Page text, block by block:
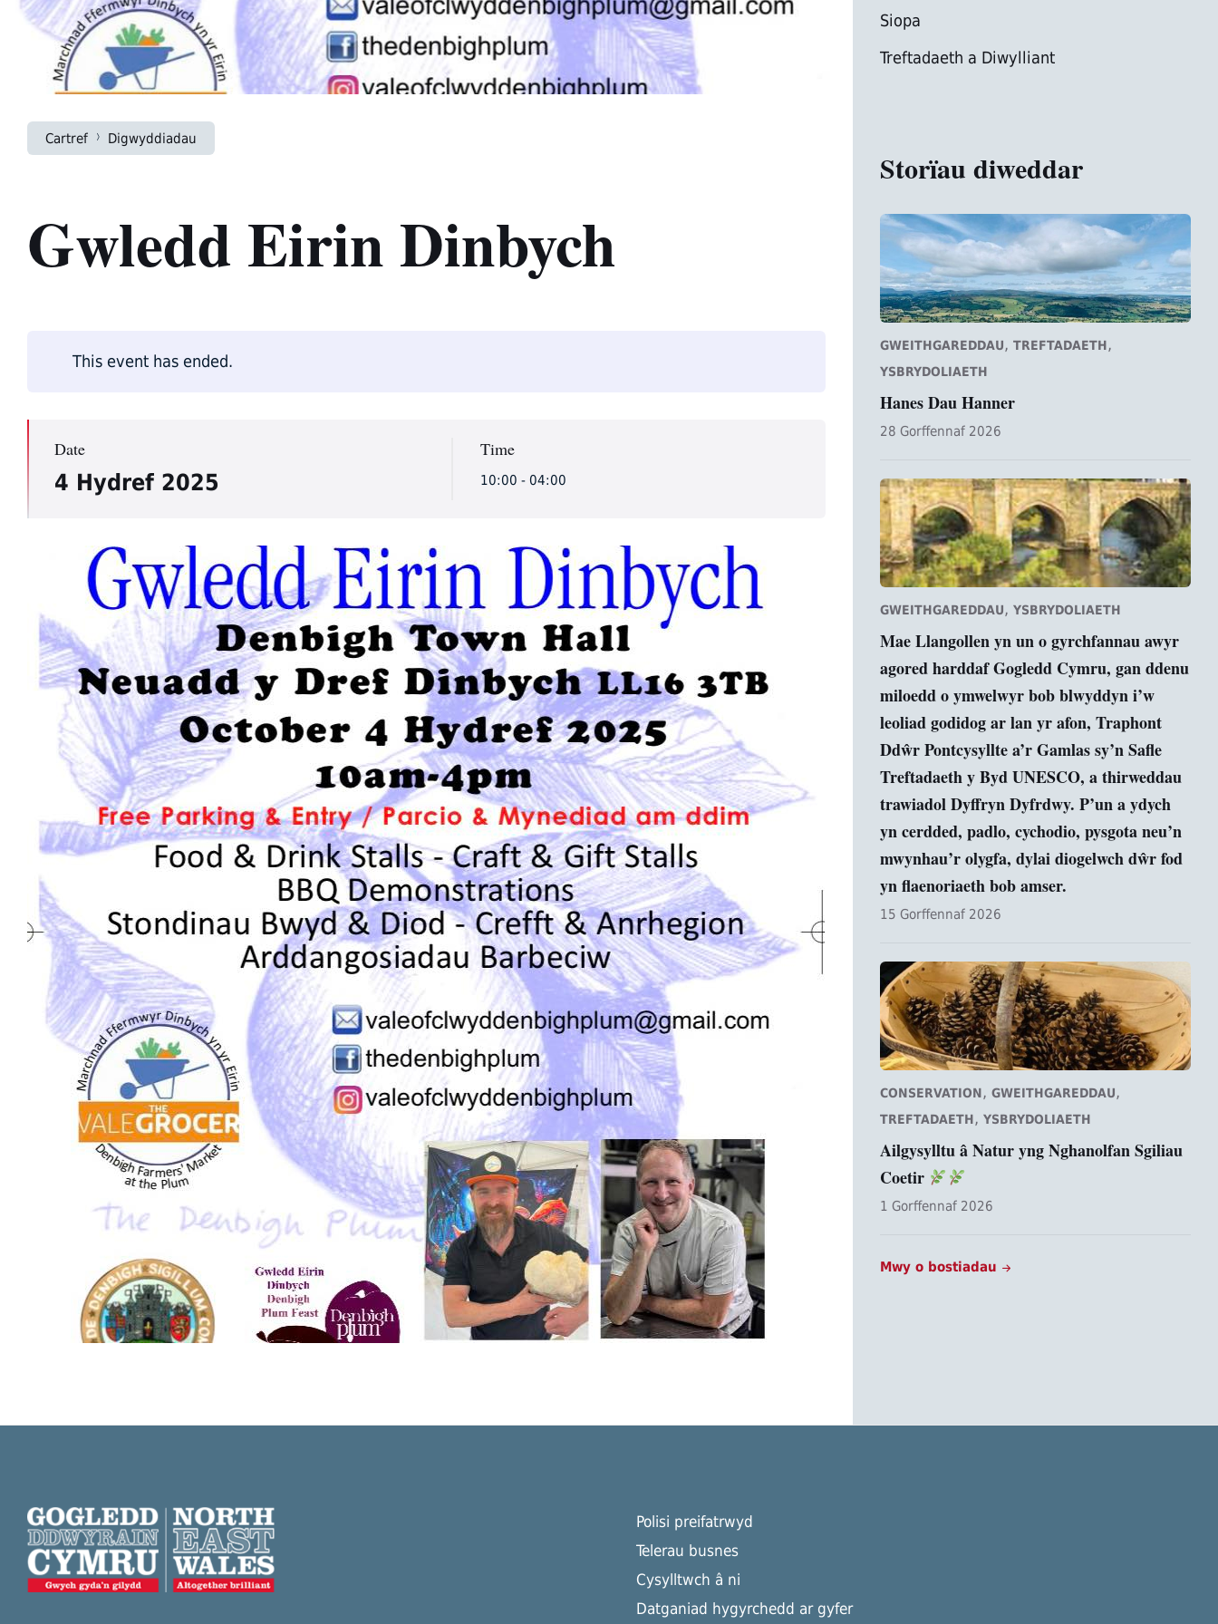
Cartref Digwyddiadau
Gwledd Eirin Dinbych
This event has ended.
Date
4 Hydref 2025
Time
10:00 - 04:00
Siopa
Treftadaeth a Diwylliant
Storïau diweddar
GWEITHGAREDDAU, TREFTADAETH,
YSBRYDOLIAETH
Hanes Dau Hanner
28 Gorffennaf 2026
GWEITHGAREDDAU, YSBRYDOLIAETH
Mae Llangollen yn un o gyrchfannau awyr
agored harddaf Gogledd Cymru, gan ddenu
miloedd o ymwelwyr bob blwyddyn i’w
leoliad godidog ar lan yr afon, Traphont
Ddŵr Pontcysyllte a’r Gamlas sy’n Safle
Treftadaeth y Byd UNESCO, a thirweddau
trawiadol Dyffryn Dyfrdwy. P’un a ydych
yn cerdded, padlo, cychodio, pysgota neu’n
mwynhau’r olygfa, dylai diogelwch dŵr fod
yn flaenoriaeth bob amser.
15 Gorffennaf 2026
CONSERVATION, GWEITHGAREDDAU,
TREFTADAETH, YSBRYDOLIAETH
Ailgysylltu â Natur yng Nghanolfan Sgiliau
Coetir
1 Gorffennaf 2026
Mwy o bostiadau
Polisi preifatrwyd
Telerau busnes
Cysylltwch â ni
Datganiad hygyrchedd ar gyfer